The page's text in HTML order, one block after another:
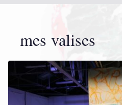
mes valises